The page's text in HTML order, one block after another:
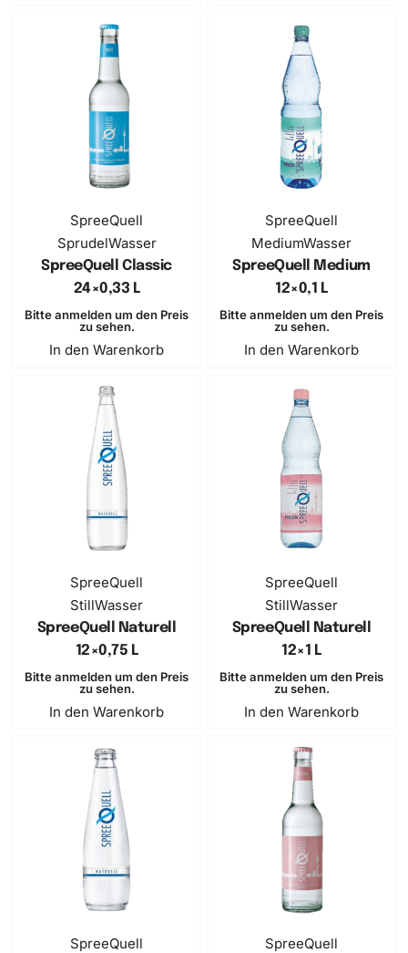
SpreeQuell
SprudelWasser
SpreeQuell Classic
24×0,33 L
Bitte anmelden um den Preis
zu sehen.
In den Warenkorb
SpreeQuell
MediumWasser
SpreeQuell Medium
12×0,1 L
Bitte anmelden um den Preis
zu sehen.
In den Warenkorb
SpreeQuell
StillWasser
SpreeQuell Naturell
12×0,75 L
Bitte anmelden um den Preis
zu sehen.
In den Warenkorb
SpreeQuell
StillWasser
SpreeQuell Naturell
12×1 L
Bitte anmelden um den Preis
zu sehen.
In den Warenkorb
SpreeQuell
SpreeQuell